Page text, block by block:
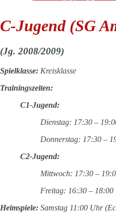
C-Jugend (SG
(Jg. 2008/2009)
Spielklasse: Kreisklasse
Trainingszeiten:
C1-Jugend:
Dienstag: 17:30 –
Donnerstag: 17:30 –
C2-Jugend:
Mittwoch: 17:30 –
Freitag: 16:30 –
Heimspiele: Samstag 11:00 Uhr